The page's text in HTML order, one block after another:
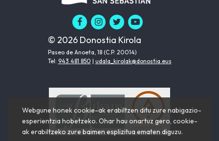
© 2026 Donostia Kirola
Paseo de Anoeta, 18 (C.P. 20014)
Tel: 943 481 850 | udala_kirolak@donostia.eus
Webgune honek cookie-ak erabiltzen ditu zure nabigazio-
esperientzia hobetzeko. Ohar hau onartuz gero, cookie-
ak erabiltzeko zure baimen esplizitua ematen diguzu.